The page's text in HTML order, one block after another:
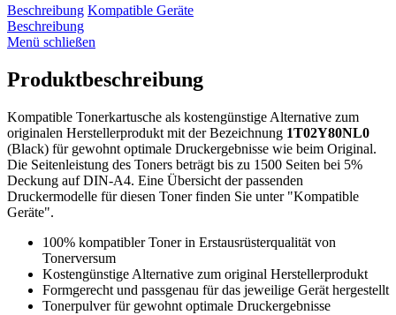
Beschreibung Kompatible Geräte
Beschreibung
Menü schließen
Produktbeschreibung
Kompatible Tonerkartusche als kostengünstige Alternative zum
originalen Herstellerprodukt mit der Bezeichnung 1T02Y80NL0
(Black) für gewohnt optimale Druckergebnisse wie beim Original.
Die Seitenleistung des Toners beträgt bis zu 1500 Seiten bei 5%
Deckung auf DIN-A4. Eine Übersicht der passenden
Druckermodelle für diesen Toner finden Sie unter "Kompatible
Geräte".
100% kompatibler Toner in Erstausrüsterqualität von
Tonerversum
Kostengünstige Alternative zum original Herstellerprodukt
Formgerecht und passgenau für das jeweilige Gerät hergestellt
Tonerpulver für gewohnt optimale Druckergebnisse